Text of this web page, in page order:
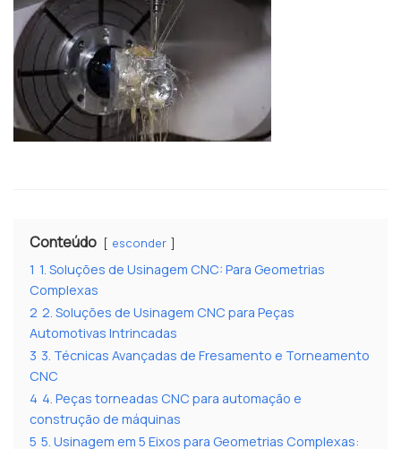
Conteúdo esconder
1 1. Soluções de Usinagem CNC: Para Geometrias
Complexas
2 2. Soluções de Usinagem CNC para Peças
Automotivas Intrincadas
3 3. Técnicas Avançadas de Fresamento e Torneamento
CNC
4 4. Peças torneadas CNC para automação e
construção de máquinas
5 5. Usinagem em 5 Eixos para Geometrias Complexas: